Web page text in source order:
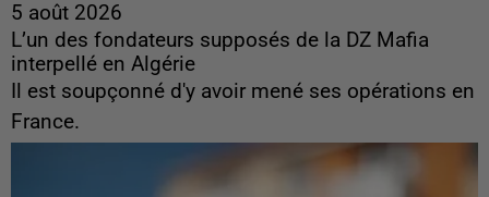
5 août 2026
L’un des fondateurs supposés de la DZ Mafia
interpellé en Algérie
Il est soupçonné d'y avoir mené ses opérations en
France.